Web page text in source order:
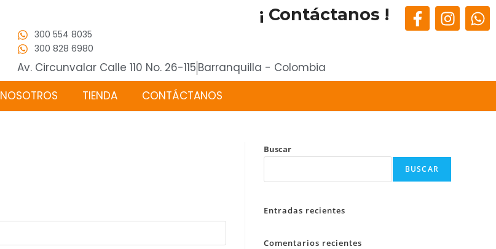
¡ Contáctanos !
300 554 8035
300 828 6980
Av. Circunvalar Calle 110 No. 26-115 Barranquilla - Colombia
NOSOTROS TIENDA CONTÁCTANOS
Buscar
BUSCAR
Entradas recientes
Comentarios recientes